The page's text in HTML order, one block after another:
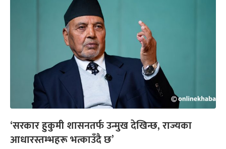
‘सरकार हुकुमी शासनतर्फ उन्मुख देखिन्छ, राज्यका
आधारस्तम्भहरू भत्काउँदै छ’